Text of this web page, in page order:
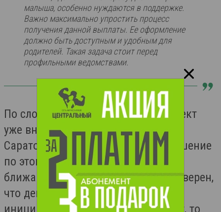
малыша, особенно нуждаются в поддержке.
Важно максимально упростить процесс
получения данной выплаты. Ее оформление
должно быть доступным и удобным для
родителей. Такая задача стоит перед
профильными ведомствами.
По словам губернатора, законопроект
уже внесен на рассмотрение в
Саратовскую областную думу, и решение
по этому вопросу будет принято в
ближайшее время. Глава региона уверен,
что депутаты поддержат данную